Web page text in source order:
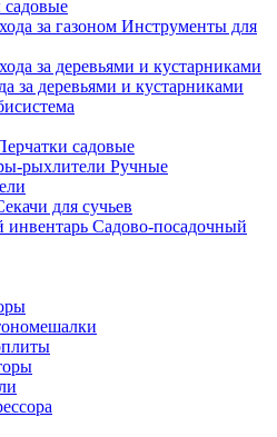
Инструменты для
за деревьями и кустарниками
садовые
Ручные
для сучьев
Садово-посадочный